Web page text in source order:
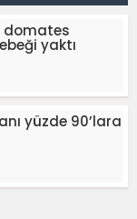
domates
yaktı
yüzde 90’lara